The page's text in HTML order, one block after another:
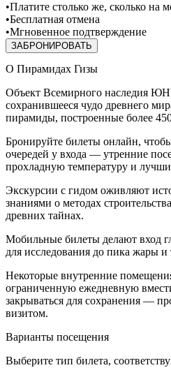
•Платите столько же, сколько на
•Бесплатная отмена
•Мгновенное подтверждение
ЗАБРОНИРОВАТЬ
О Пирамидах Гизы
Объект Всемирного наследия
сохранившееся чудо древнего
пирамиды, построенные более
Бронируйте билеты онлайн,
очередей у входа — утренние
прохладную температуру и
Экскурсии с гидом оживляют
знаниями о методах
древних тайнах.
Мобильные билеты делают вход
для исследования до пика жары и
Некоторые внутренние
ограниченную ежедневную
закрываться для сохранения —
визитом.
Варианты посещения
Выберите тип билета,